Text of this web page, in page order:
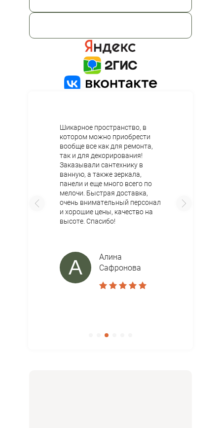
Перезвоните мне
Я принимаюПоложениеи даю
Шикарное пространство, в
котором можно приобрести
вообще все как для ремонта,
так и для декорирования!
Заказывали сантехнику в
ванную, а также зеркала,
панели и еще много всего по
мелочи. Быстрая доставка,
очень внимательный персонал
и хорошие цены, качество на
высоте. Спасибо!
А
Алина
Сафронова